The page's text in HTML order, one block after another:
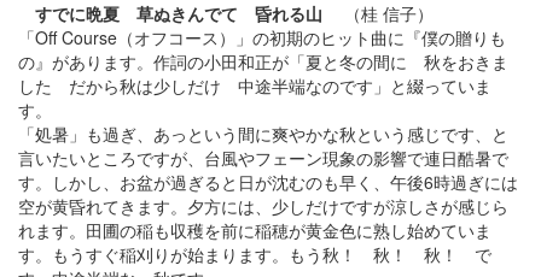
すでに晩夏 草ぬきんでて 昏れる山 （桂 信子）
「Off Course（オフコース）」の初期のヒット曲に『僕の贈りも
の』があります。作詞の小田和正が「夏と冬の間に 秋をおきま
した だから秋は少しだけ 中途半端なのです」と綴っていま
す。
「処暑」も過ぎ、あっという間に爽やかな秋という感じです、と
言いたいところですが、台風やフェーン現象の影響で連日酷暑で
す。しかし、お盆が過ぎると日が沈むのも早く、午後6時過ぎには
空が黄昏れてきます。夕方には、少しだけですが涼しさが感じら
れます。田圃の稲も収穫を前に稲穂が黄金色に熟し始めていま
す。もうすぐ稲刈りが始まります。もう秋！ 秋！ 秋！ で